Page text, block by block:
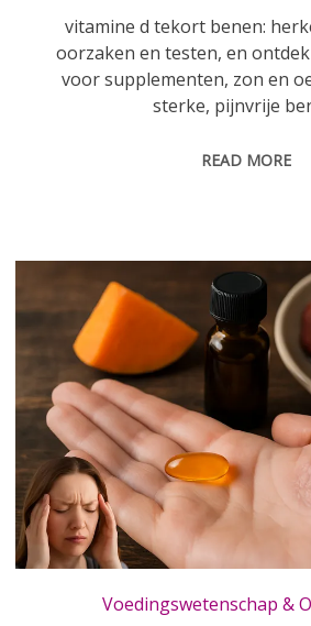
vitamine d tekort benen:
oorzaken en testen, en
voor supplementen, zon en
sterke, pijnvrije
READ MORE
Wanneer vitamine A omslaat van nuttig naar schadelijk: herken
Voedingswetenschap &